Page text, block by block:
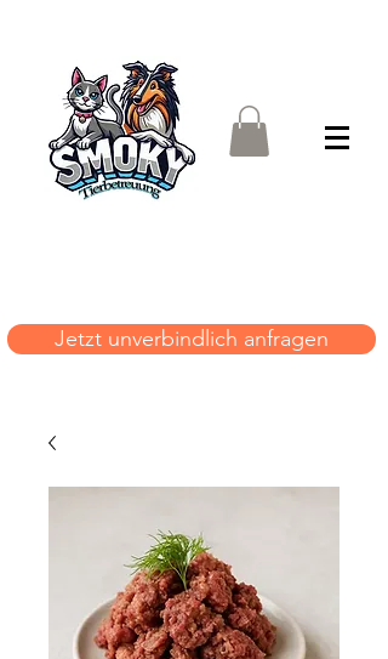
Jetzt unverbindlich anfragen